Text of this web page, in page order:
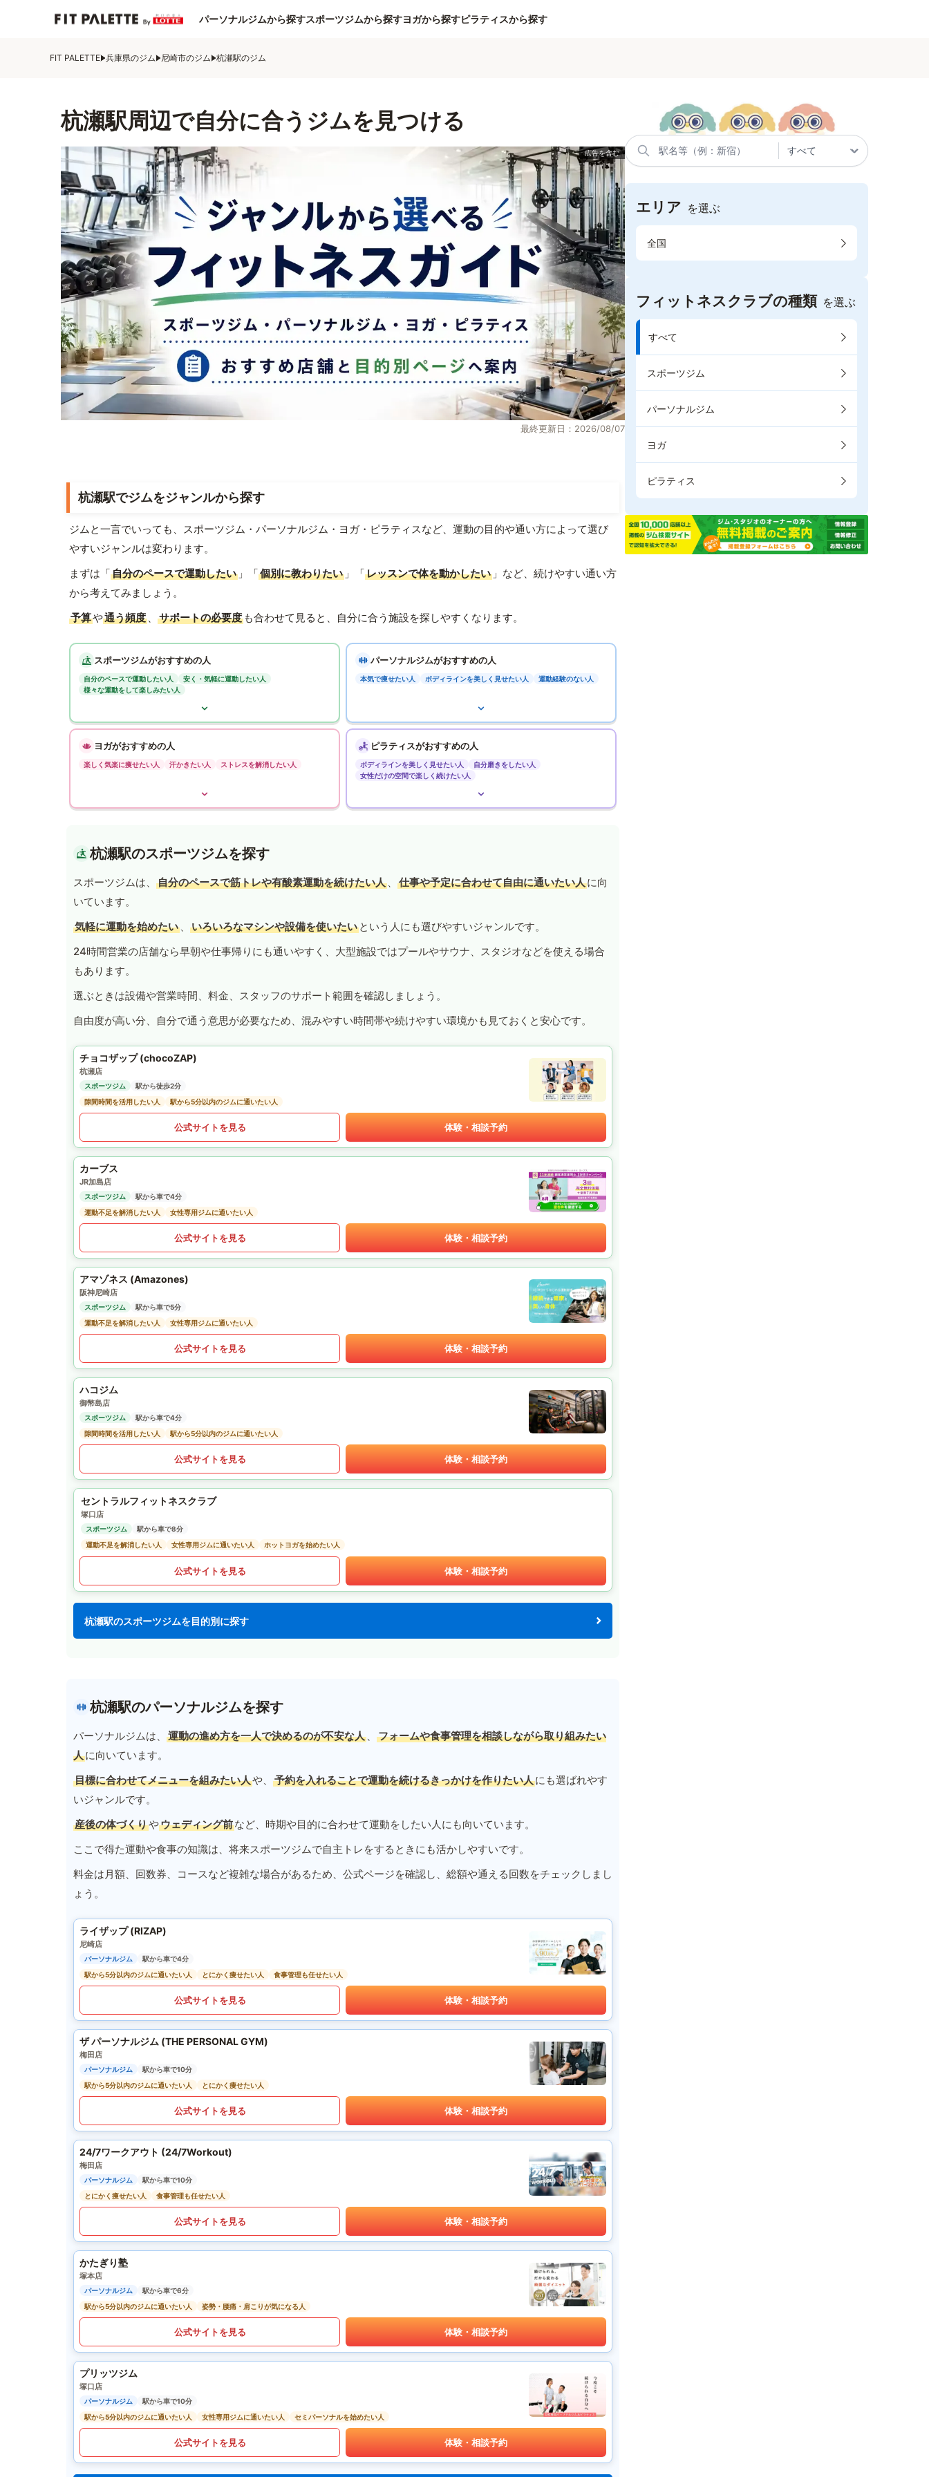
パーソナルジムから探すスポーツジムから探すヨガから探すピラティスから探す
FIT PALETTE 兵庫県のジム 尼崎市のジム 杭瀬駅のジム
杭瀬駅周辺で自分に合うジムを見つける
最終更新日：2026/08/07
杭瀬駅でジムをジャンルから探す
ジムと一言でいっても、スポーツジム・パーソナルジム・ヨガ・ピラティスなど、運動の目的や通い方によって選び
やすいジャンルは変わります。
まずは「自分のペースで運動したい 」「個別に教わりたい 」「レッスンで体を動かしたい 」など、続けやすい通い方
から考えてみましょう。
予算や通う頻度 、 サポートの必要度 も合わせて見ると、自分に合う施設を探しやすくなります。
スポーツジムがおすすめの人
自分のペースで運動したい人
安く・気軽に運動したい人
様々な運動をして楽しみたい人
パーソナルジムがおすすめの人
本気で痩せたい人 ボディラインを美しく見せたい人 運動経験のない人
ヨガがおすすめの人
楽しく気楽に痩せたい人 汗かきたい人 ストレスを解消したい人
ピラティスがおすすめの人
ボディラインを美しく見せたい人
自分磨きをしたい人
女性だけの空間で楽しく続けたい人
杭瀬駅のスポーツジムを探す
スポーツジムは、 自分のペースで筋トレや有酸素運動を続けたい人 、 仕事や予定に合わせて自由に通いたい人に向
いています。
気軽に運動を始めたい 、 いろいろなマシンや設備を使いたい という人にも選びやすいジャンルです。
24時間営業の店舗なら早朝や仕事帰りにも通いやすく、大型施設ではプールやサウナ、スタジオなどを使える場合
もあります。
選ぶときは設備や営業時間、料金、スタッフのサポート範囲を確認しましょう。
自由度が高い分、自分で通う意思が必要なため、混みやすい時間帯や続けやすい環境かも見ておくと安心です。
チョコザップ (chocoZAP)
杭瀬店
スポーツジム
駅から徒歩2分
隙間時間を活用したい人
駅から5分以内のジムに通いたい人
公式サイトを見る 体験・相談予約
カーブス
JR加島店
スポーツジム
駅から車で4分
運動不足を解消したい人
女性専用ジムに通いたい人
公式サイトを見る 体験・相談予約
アマゾネス (Amazones)
阪神尼崎店
スポーツジム
駅から車で5分
運動不足を解消したい人
女性専用ジムに通いたい人
公式サイトを見る 体験・相談予約
ハコジム
御幣島店
スポーツジム
駅から車で4分
隙間時間を活用したい人
駅から5分以内のジムに通いたい人
公式サイトを見る 体験・相談予約
セントラルフィットネスクラブ
塚口店
スポーツジム
駅から車で8分
運動不足を解消したい人
女性専用ジムに通いたい人 ホットヨガを始めたい人
公式サイトを見る 体験・相談予約
杭瀬駅のスポーツジムを目的別に探す
杭瀬駅のパーソナルジムを探す
パーソナルジムは、 運動の進め方を一人で決めるのが不安な人 、
フォームや食事管理を相談しながら取り組みたい
人に向いています。
目標に合わせてメニューを組みたい人や、 予約を入れることで運動を続けるきっかけを作りたい人にも選ばれやす
いジャンルです。
産後の体づくりやウェディング前など、時期や目的に合わせて運動をしたい人にも向いています。
ここで得た運動や食事の知識は、将来スポーツジムで自主トレをするときにも活かしやすいです。
料金は月額、回数券、コースなど複雑な場合があるため、公式ページを確認し、総額や通える回数をチェックしまし
ょう。
ライザップ (RIZAP)
尼崎店
パーソナルジム
駅から車で4分
駅から5分以内のジムに通いたい人
とにかく痩せたい人 食事管理も任せたい人
公式サイトを見る 体験・相談予約
ザ パーソナルジム (THE PERSONAL GYM)
梅田店
パーソナルジム
駅から車で10分
駅から5分以内のジムに通いたい人
とにかく痩せたい人
公式サイトを見る 体験・相談予約
24/7ワークアウト (24/7Workout)
梅田店
パーソナルジム
駅から車で10分
とにかく痩せたい人
食事管理も任せたい人
公式サイトを見る 体験・相談予約
かたぎり塾
塚本店
パーソナルジム
駅から車で6分
駅から5分以内のジムに通いたい人
姿勢・腰痛・肩こりが気になる人
公式サイトを見る 体験・相談予約
プリッツジム
塚口店
パーソナルジム
駅から車で10分
駅から5分以内のジムに通いたい人
女性専用ジムに通いたい人 セミパーソナルを始めたい人
公式サイトを見る 体験・相談予約
エリア を選ぶ
全国
フィットネスクラブの種類 を選ぶ
すべて
スポーツジム
パーソナルジム
ヨガ
ピラティス